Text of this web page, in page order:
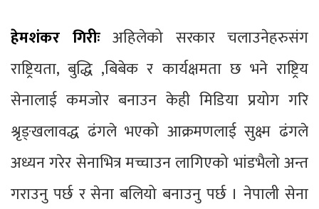
हेमशंकर गिरीःअहिलेको सरकार चलाउनेहरुसंग
राष्ट्रियता, बुद्धि ,बिबेक र कार्यक्षमता छ भने राष्ट्रिय
सेनालाई कमजोर बनाउन केही मिडिया प्रयोग गरि
श्रृङ्खलावद्ध ढंगले भएको आक्रमणलाई सुक्ष्म ढंगले
अध्यन गरेर सेनाभित्र मच्चाउन लागिएको भांडभैलो अन्त
गराउनु पर्छ र सेना बलियो बनाउनु पर्छ । नेपाली सेना